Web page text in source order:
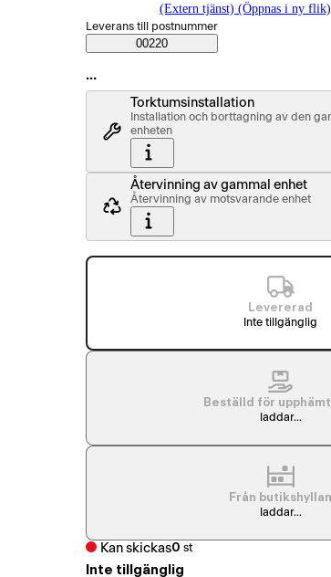
(Extern tjänst) (Öppnas i ny flik)
Saatavuustiedot
Välj beställningssätt
Leverans till postnummer
00220
…
Torktumsinstallation
Installation och borttagning av den
enheten
Återvinning av gammal enhet
Återvinning av motsvarande enhet
Levererad
Inte tillgänglig
Beställd för
laddar...
Från butikshyllan
laddar...
Kan skickas0 st
Inte tillgänglig